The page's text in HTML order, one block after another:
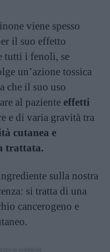
viene spesso
il suo effetto
tutti i fenoli, se
un’azione tossica
che il suo uso
al paziente effetti
e di varia gravità tra
cutanea e
trattata.
sulla nostra
si tratta di una
cancerogeno e